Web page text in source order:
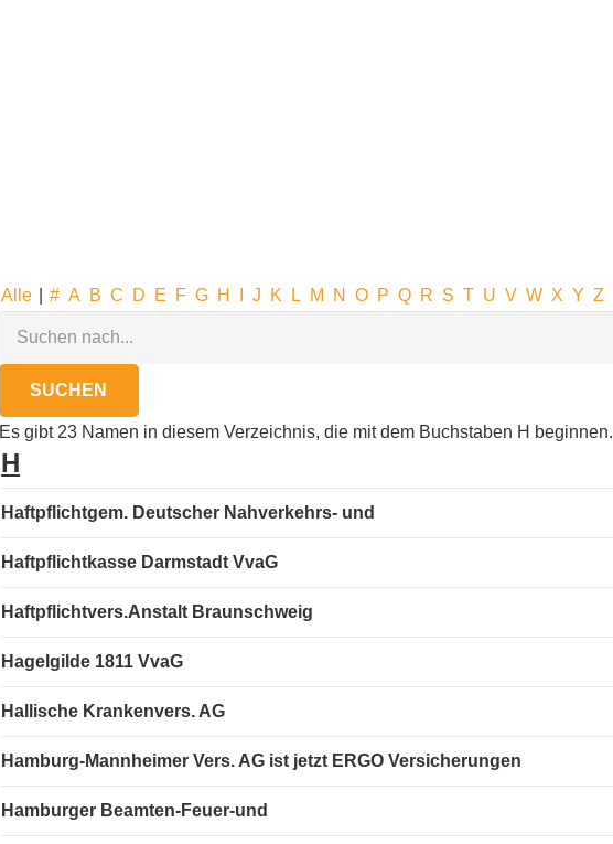
Alle # A B C D E F G H J K L M N O P Q R S T U V W X Y Z
Es gibt 23 Namen in diesem Verzeichnis, die mit dem Buchstaben H beginnen.
H
Haftpflichtgem. Deutscher Nahverkehrs- und
Haftpflichtkasse Darmstadt VvaG
Haftpflichtvers.Anstalt Braunschweig
Hagelgilde 1811 VvaG
Hallische Krankenvers. AG
Hamburg-Mannheimer Vers. AG ist jetzt ERGO Versicherungen
Hamburger Beamten-Feuer-und